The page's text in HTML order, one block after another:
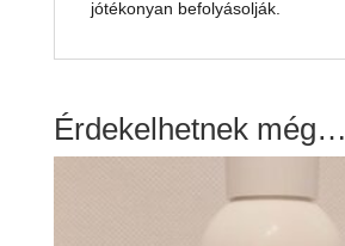
jótékonyan befolyásolják.
Érdekelhetnek még…